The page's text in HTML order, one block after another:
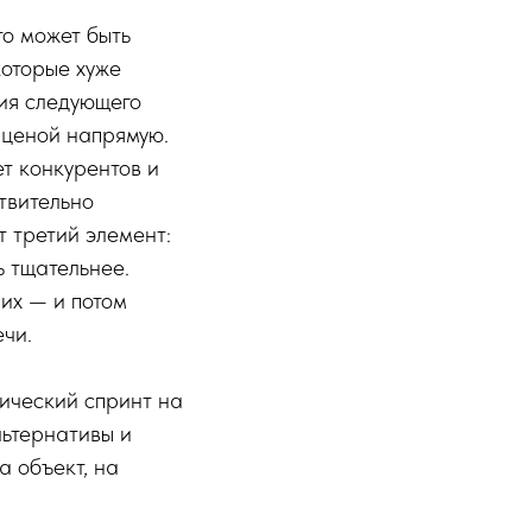
может быть
хуже
следующего
напрямую.
конкурентов и
элемент:
тщательнее.
— и потом
спринт на
и
объект, на